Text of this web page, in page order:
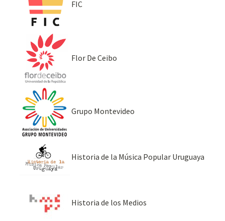
FIC
Flor De Ceibo
Grupo Montevideo
Historia de la Música Popular Uruguaya
Historia de los Medios